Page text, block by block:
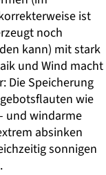
ist
noch
kann) mit stark
und Wind macht
Die Speicherung
wie
und windarme
absinken
sonnigen